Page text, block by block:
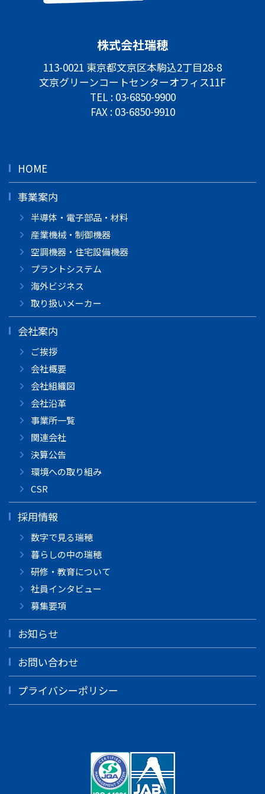
株式会社瑞穂
113-0021 東京都文京区本駒込2丁目28-8
文京グリーンコートセンターオフィス11F
TEL : 03-6850-9900
FAX : 03-6850-9910
HOME
事業案内
半導体・電子部品・材料
産業機械・制御機器
空調機器・住宅設備機器
プラントシステム
海外ビジネス
取り扱いメーカー
会社案内
ご挨拶
会社概要
会社組織図
会社沿革
事業所一覧
関連会社
決算公告
環境への取り組み
CSR
採用情報
数字で見る瑞穂
暮らしの中の瑞穂
研修・教育について
社員インタビュー
募集要項
お知らせ
お問い合わせ
プライバシーポリシー